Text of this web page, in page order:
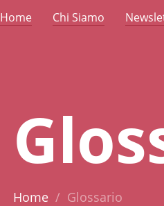
Home Chi Siamo
Home Glossario